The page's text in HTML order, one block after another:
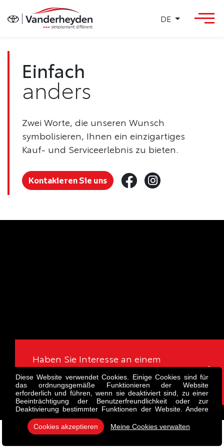
DE
Einfach
anders
Zwei Worte, die unseren Wunsch
symbolisieren, Ihnen ein einzigartiges
Kauf- und Serviceerlebnis zu bieten.
Kontakieren Sie uns
Haben Sie Interesse an einem
unserer preiswerten
Lagerfahrzeuge?
Diese Website verwendet Cookies. Einige Cookies sind für
das ordnungsgemäße Funktionieren der Website
erforderlich und führen, wenn sie deaktiviert sind, zu einer
Beeinträchtigung der Benutzerfreundlichkeit oder zur
Deaktivierung bestimmter Funktionen der Website. Andere
Cookies werden zu Analyse- oder Marketingzwecken
verwendet. Cookies erlauben es uns, Inhalte und Anzeigen
zu personalisieren, Social-Media-Funktionen anzubieten und
Cookies akzeptieren Meine Cookies verwalten